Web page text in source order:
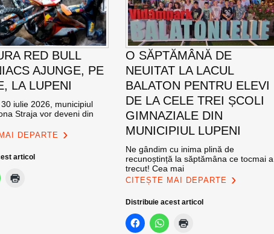
RED BULL
AJUNGE, PE
LA LUPENI
iulie 2026, municipiul
Straja vor deveni din
DEPARTE
articol
O SĂPTĂMÂNĂ DE
NEUITAT LA LACUL
BALATON PENTRU ELEVI
DE LA CELE TREI ȘCOLI
GIMNAZIALE DIN
MUNICIPIUL LUPENI
Ne gândim cu inima plină de
recunoștință la săptămâna ce tocmai a
trecut! Cea mai
CITEȘTE MAI DEPARTE
Distribuie acest articol